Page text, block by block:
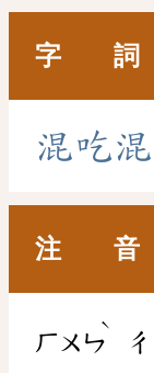
字 詞
混吃混
注 音
ㄏㄨㄣ
ˋ
ㄔ